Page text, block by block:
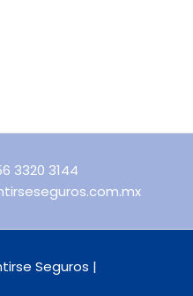
3320 3144
Seguros |